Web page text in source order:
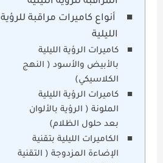
أنواع كاميرات مراقبة للرؤية
الليلية
كاميرات الرؤية الليلية
بالأبيض والأسود ( النهج
الكلاسيكي)
كاميرات الرؤية الليلية
الملونة ( الرؤية بالألوان
بعد حلول الظلام)
الكاميرات الليلية بتقنية
الإضاءة المزدوجة ( التقنية